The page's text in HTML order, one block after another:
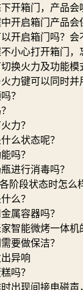
开箱门，产品会
开启箱门产品会
开启箱门吗？会
小心打开箱门，
换火力及功能模
力键可以同时并
？
力？
么状态呢？
吗？
进行消毒吗？
阶段状态时怎么
么？
属容器吗？
智能微烤一体机
要做保洁？
异响
吗？
出现间接电磁声